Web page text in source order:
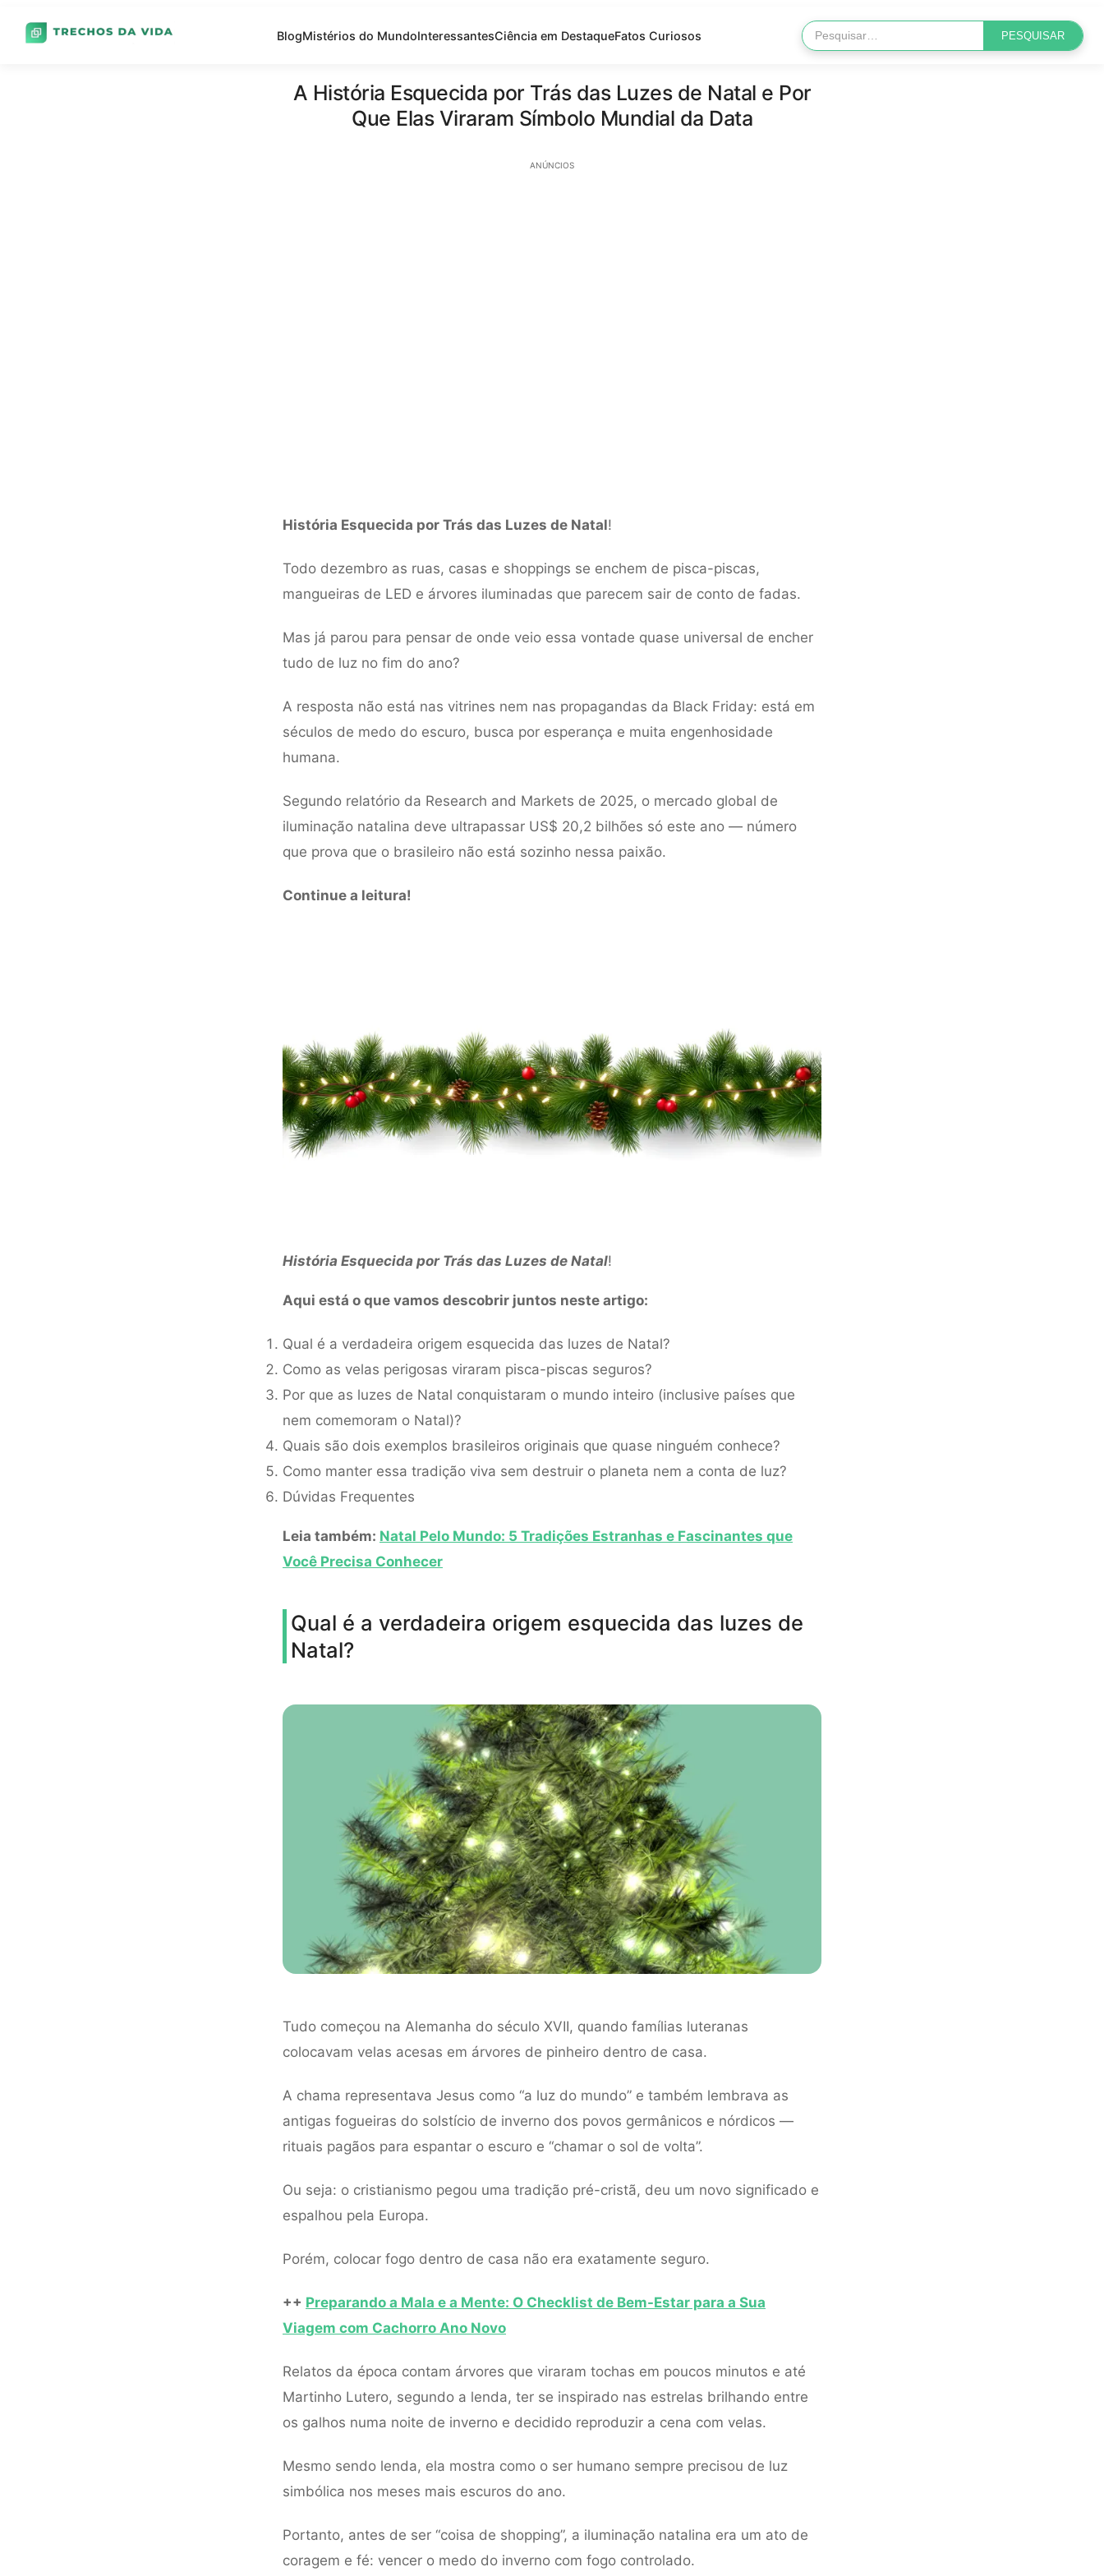
BlogMistérios do MundoInteressantesCiência em DestaqueFatos Curiosos
A História Esquecida por Trás das Luzes de Natal e Por
Que Elas Viraram Símbolo Mundial da Data
ANÚNCIOS
História Esquecida por Trás das Luzes de Natal!
Todo dezembro as ruas, casas e shoppings se enchem de pisca-piscas,
mangueiras de LED e árvores iluminadas que parecem sair de conto de fadas.
Mas já parou para pensar de onde veio essa vontade quase universal de encher
tudo de luz no fim do ano?
A resposta não está nas vitrines nem nas propagandas da Black Friday: está em
séculos de medo do escuro, busca por esperança e muita engenhosidade
humana.
Segundo relatório da Research and Markets de 2025, o mercado global de
iluminação natalina deve ultrapassar US$ 20,2 bilhões só este ano — número
que prova que o brasileiro não está sozinho nessa paixão.
Continue a leitura!
História Esquecida por Trás das Luzes de Natal!
Aqui está o que vamos descobrir juntos neste artigo:
Qual é a verdadeira origem esquecida das luzes de Natal?
Como as velas perigosas viraram pisca-piscas seguros?
Por que as luzes de Natal conquistaram o mundo inteiro (inclusive países que
nem comemoram o Natal)?
Quais são dois exemplos brasileiros originais que quase ninguém conhece?
Como manter essa tradição viva sem destruir o planeta nem a conta de luz?
Dúvidas Frequentes
Leia também: Natal Pelo Mundo: 5 Tradições Estranhas e Fascinantes que
Você Precisa Conhecer
Qual é a verdadeira origem esquecida das luzes de
Natal?
Tudo começou na Alemanha do século XVII, quando famílias luteranas
colocavam velas acesas em árvores de pinheiro dentro de casa.
A chama representava Jesus como “a luz do mundo” e também lembrava as
antigas fogueiras do solstício de inverno dos povos germânicos e nórdicos —
rituais pagãos para espantar o escuro e “chamar o sol de volta”.
Ou seja: o cristianismo pegou uma tradição pré-cristã, deu um novo significado e
espalhou pela Europa.
Porém, colocar fogo dentro de casa não era exatamente seguro.
++ Preparando a Mala e a Mente: O Checklist de Bem-Estar para a Sua
Viagem com Cachorro Ano Novo
Relatos da época contam árvores que viraram tochas em poucos minutos e até
Martinho Lutero, segundo a lenda, ter se inspirado nas estrelas brilhando entre
os galhos numa noite de inverno e decidido reproduzir a cena com velas.
Mesmo sendo lenda, ela mostra como o ser humano sempre precisou de luz
simbólica nos meses mais escuros do ano.
Portanto, antes de ser “coisa de shopping”, a iluminação natalina era um ato de
coragem e fé: vencer o medo do inverno com fogo controlado.